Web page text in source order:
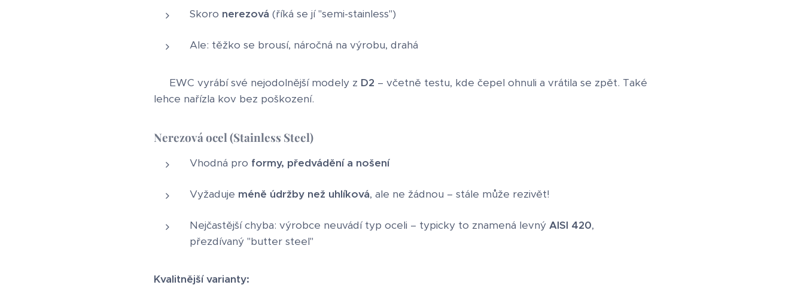
Skoro nerezová (říká se jí "semi-stainless")
Ale: těžko se brousí, náročná na výrobu, drahá
💡 EWC vyrábí své nejodolnější modely z D2 – včetně testu, kde čepel ohnuli a vrátila se zpět. Také
lehce nařízla kov bez poškození.
Nerezová ocel (Stainless Steel)
Vhodná pro formy, předvádění a nošení
Vyžaduje méně údržby než uhlíková, ale ne žádnou – stále může rezivět!
Nejčastější chyba: výrobce neuvádí typ oceli – typicky to znamená levný AISI 420,
přezdívaný "butter steel"
Kvalitnější varianty: